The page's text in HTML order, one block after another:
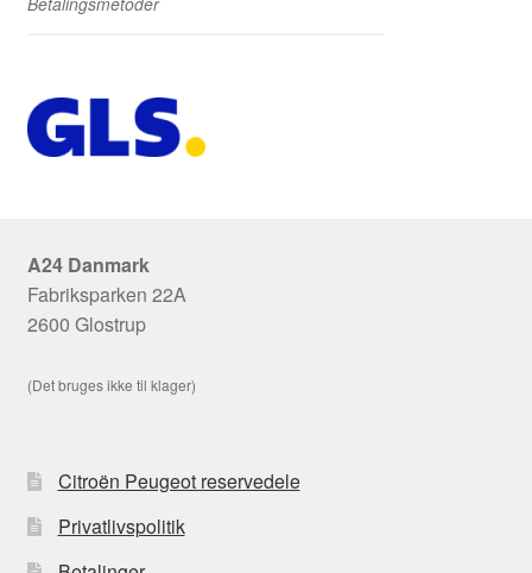
A24 Danmark
Fabriksparken 22A
2600 Glostrup
(Det bruges ikke til klager)
Citroën Peugeot reservedele
Privatlivspolitik